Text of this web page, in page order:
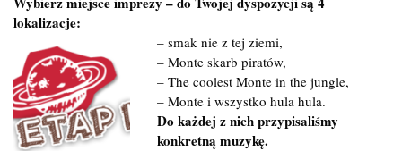
lokalizacje:
– smak nie z tej ziemi,
– Monte skarb piratów,
– The coolest Monte in the jungle,
– Monte i wszystko hula hula.
Do każdej z nich przypisaliśmy
konkretną muzykę.